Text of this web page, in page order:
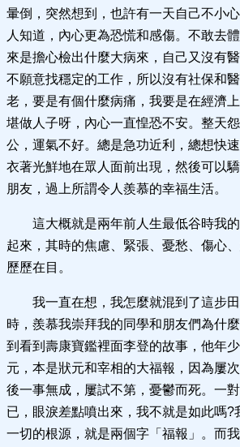
暈倒，突然想到，也許有一天自己不小
人知道，內心更為恐慌和感傷。不敢去
來是擔心檢出什麼大病來，自己又沒有
不願意找穩定的工作，所以沒有社保和
老，要是有個什麼病痛，我要是在經濟
堪做人子呀，內心一直惶恐不安。整天
公，運氣不好。總是急功近利，總想快
衣著光鮮地在眾人面前出現，然後可以
朋友，過上所謂令人羨慕的幸福生活。
這大概就是兩年前人生最低谷時我
起來，其時的焦慮、緊張、憂愁、傷心
歷歷在目。
我一直在想，我怎麼就混到了這步
時，羨慕我崇拜我的同學和朋友們為什
到看到壽康寶鑑裡面李登的故事，他年
元，本是狀元和宰相的大福報，因為屢
後一事無成，屢試不第，憂鬱而死。一
已，眼淚差點噴出來，我不就是如此嗎?
一切的根源，就是兩個字「福報」。而